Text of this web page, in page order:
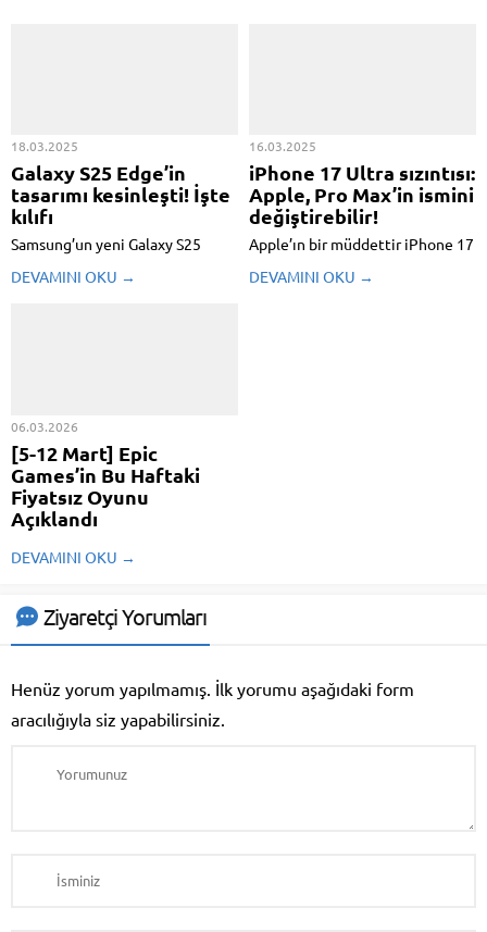
18.03.2025
Galaxy S25 Edge’in
tasarımı kesinleşti! İşte
kılıfı
Samsung’un yeni Galaxy S25
ortaya çıktı. Aksesuar üreticisi
DEVAMINI OKU →
16.03.2025
iPhone 17 Ultra sızıntısı:
Apple, Pro Max’in ismini
değiştirebilir!
Apple’ın bir müddettir iPhone 17
ve yeni sızıntılar, Pro Max
DEVAMINI OKU →
06.03.2026
[5-12 Mart] Epic
Games’in Bu Haftaki
Fiyatsız Oyunu
Açıklandı
vereceği yeni oyun muhakkak
fiyatsız oyunlarla keyifli eden
Epic Games pekala bu hafta hangi
DEVAMINI OKU →
Ziyaretçi Yorumları
Henüz yorum yapılmamış. İlk yorumu aşağıdaki form
aracılığıyla siz yapabilirsiniz.